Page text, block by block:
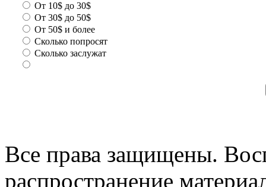
От 10$ до 30$
От 30$ до 50$
От 50$ и более
Сколько попросят
Сколько заслужат
Все права защищены.
распространение